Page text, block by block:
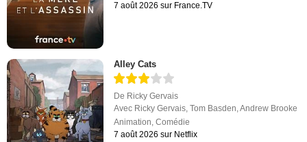
7 août 2026 sur France.TV
Alley Cats
De Ricky Gervais
Avec Ricky Gervais,Tom Basden,Andrew Brooke
Animation,Comédie
7 août 2026 sur Netflix